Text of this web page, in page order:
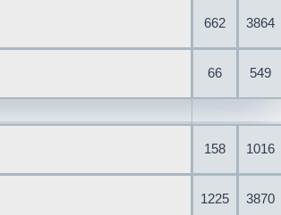
662 3864
66 549
158 1016
1225 3870